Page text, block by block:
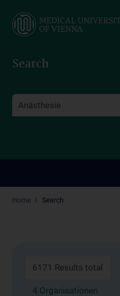
main
Search
Home Search
6171 Results total
4 Organisationen